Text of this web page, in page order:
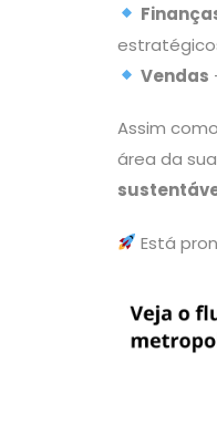
Vendas
Assim
área da
Está